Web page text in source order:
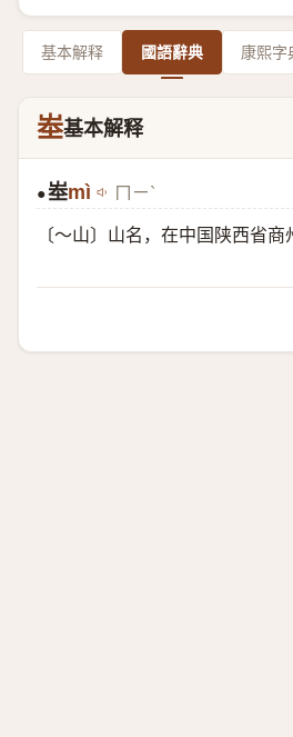
基本解释 國語辭典 康熙字
峚基本解释
●峚mì ㄇㄧˋ
〔～山〕山名，在中国陕西省商